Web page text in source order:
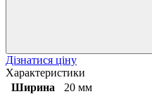
Дізнатися ціну
Характеристики
Ширина
20 мм